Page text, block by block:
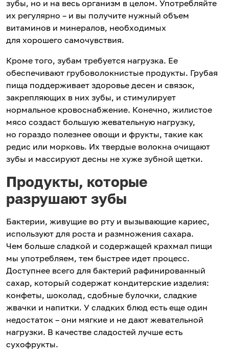
зубы, но и на весь организм в целом. Употребляйте
их регулярно – и вы получите нужный объем
витаминов и минералов, необходимых
для хорошего самочувствия.
Кроме того, зубам требуется нагрузка. Ее
обеспечивают грубоволокнистые продукты. Грубая
пища поддерживает здоровье десен и связок,
закрепляющих в них зубы, и стимулирует
нормальное кровоснабжение. Конечно, жилистое
мясо создаст большую жевательную нагрузку,
но гораздо полезнее овощи и фрукты, такие как
редис или морковь. Их твердые волокна очищают
зубы и массируют десны не хуже зубной щетки.
Продукты, которые
разрушают зубы
Бактерии, живущие во рту и вызывающие кариес,
используют для роста и размножения сахара.
Чем больше сладкой и содержащей крахмал пищи
мы употребляем, тем быстрее идет процесс.
Доступнее всего для бактерий рафинированный
сахар, который содержат кондитерские изделия:
конфеты, шоколад, сдобные булочки, сладкие
жвачки и напитки. У сладких блюд есть еще один
недостаток – они мягкие и не дают жевательной
нагрузки. В качестве сладостей лучше есть
сухофрукты.